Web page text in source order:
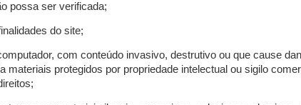
possa ser verificada;
do site;
com conteúdo invasivo, destrutivo ou que cause
materiais protegidos por propriedade intelectual ou sigilo